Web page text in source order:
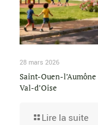
28 mars 2026
Saint-Ouen-
Val-d’Oise
Lire la suite